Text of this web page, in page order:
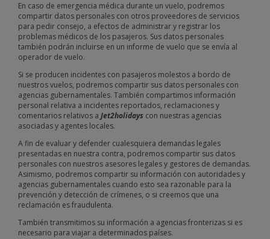
En caso de emergencia médica durante un vuelo, podremos
compartir datos personales con otros proveedores de servicios
para pedir consejo, a efectos de administrar y registrar los
problemas médicos de los pasajeros. Sus datos personales
también podrán incluirse en un informe de vuelo que se envía al
operador de vuelo.
Si se producen incidentes con pasajeros molestos a bordo de
nuestros vuelos, podremos compartir sus datos personales con
agencias gubernamentales. También compartimos información
personal relativa a incidentes reportados, reclamaciones y
comentarios relativos a Jet2holidays con nuestras agencias
asociadas y agentes locales.
A fin de evaluar y defender cualesquiera demandas legales
presentadas en nuestra contra, podremos compartir sus datos
personales con nuestros asesores legales y gestores de demandas.
Asimismo, podremos compartir su información con autoridades y
agencias gubernamentales cuando esto sea razonable para la
prevención y detección de crímenes, o si creemos que una
reclamación es fraudulenta.
También transmitimos su información a agencias fronterizas si es
necesario para viajar a determinados países.